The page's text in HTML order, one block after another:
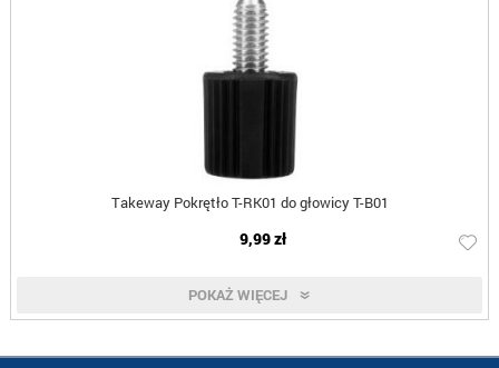
Takeway Pokrętło T-RK01 do głowicy T-B01
9,99 zł
POKAŻ WIĘCEJ